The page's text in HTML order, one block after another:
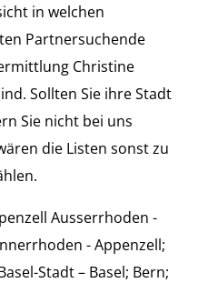
in welchen
Partnersuchende
Christine
Sollten Sie ihre Stadt
Sie nicht bei uns
die Listen sonst zu
Ausserrhoden -
- Appenzell;
Stadt – Basel; Bern;